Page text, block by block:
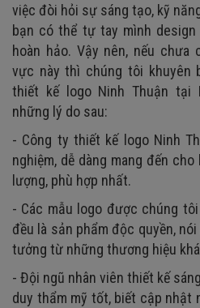
việc đòi hỏi sự sáng tạo, kỹ
bạn có thể tự tay mình design
hoàn hảo. Vậy nên, nếu chưa
vực này thì chúng tôi khuyên
thiết kế logo Ninh Thuận tại
những lý do sau:
- Công ty thiết kế logo Ninh
nghiệm, dễ dàng mang đến
lượng, phù hợp nhất.
- Các mẫu logo được chúng
đều là sản phẩm độc quyền,
tưởng từ những thương hiệu
- Đội ngũ nhân viên thiết kế
duy thẩm mỹ tốt, biết cập nhật